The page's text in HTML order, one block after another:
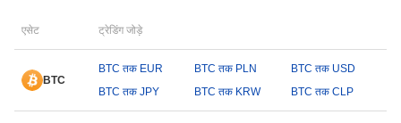
एसेट ट्रेडिंग जोड़े
BTC
BTC तक EUR BTC तक PLN
BTC तक USD
BTC तक JPY
BTC तक KRW BTC तक CLP